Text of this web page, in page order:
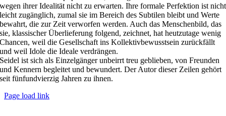
wegen ihrer Idealität nicht zu erwarten. Ihre formale Perfektion ist nicht
leicht zugänglich, zumal sie im Bereich des Subtilen bleibt und Werte
bewahrt, die zur Zeit verworfen werden. Auch das Menschenbild, das
sie, klassischer Überlieferung folgend, zeichnet, hat heutzutage wenig
Chancen, weil die Gesellschaft ins Kollektivbewusstsein zurückfällt
und weil Idole die Ideale verdrängen.
Seidel ist sich als Einzelgänger unbeirrt treu geblieben, von Freunden
und Kennern begleitet und bewundert. Der Autor dieser Zeilen gehört
seit fünfundvierzig Jahren zu ihnen.
Page load link